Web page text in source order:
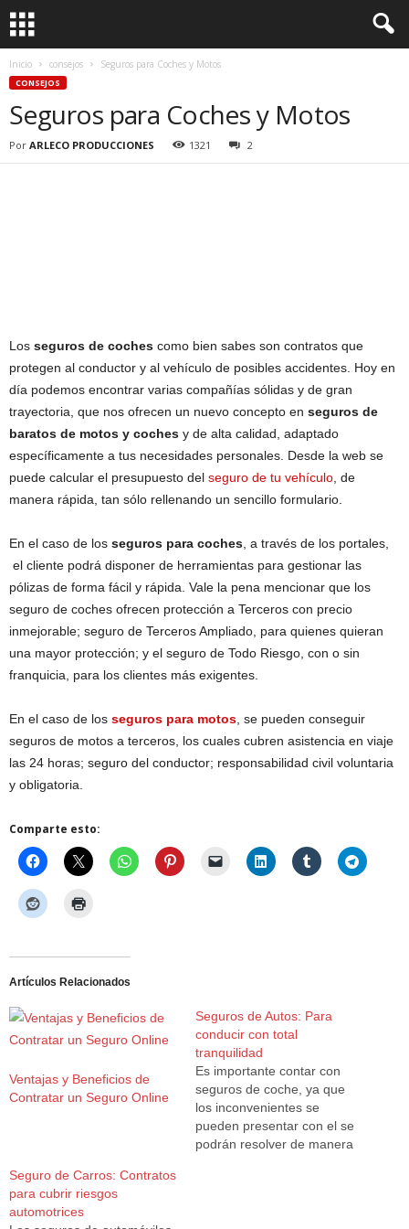
Inicio consejos Seguros para Coches y Motos
CONSEJOS
Seguros para Coches y Motos
Por ARLECO PRODUCCIONES 1321 2
Los seguros de coches como bien sabes son contratos que
protegen al conductor y al vehículo de posibles accidentes. Hoy en
día podemos encontrar varias compañías sólidas y de gran
trayectoria, que nos ofrecen un nuevo concepto en seguros de
baratos de motos y coches y de alta calidad, adaptado
específicamente a tus necesidades personales. Desde la web se
puede calcular el presupuesto del seguro de tu vehículo , de
manera rápida, tan sólo rellenando un sencillo formulario.
En el caso de los seguros para coches , a través de los portales,
el cliente podrá disponer de herramientas para gestionar las
pólizas de forma fácil y rápida. Vale la pena mencionar que los
seguro de coches ofrecen protección a Terceros con precio
inmejorable; seguro de Terceros Ampliado, para quienes quieran
una mayor protección; y el seguro de Todo Riesgo, con o sin
franquicia, para los clientes más exigentes.
En el caso de los seguros para motos , se pueden conseguir
seguros de motos a terceros, los cuales cubren asistencia en viaje
las 24 horas; seguro del conductor; responsabilidad civil voluntaria
y obligatoria.
Comparte esto:
Artículos Relacionados
Ventajas y Beneficios de
Contratar un Seguro Online
Seguros de Autos: Para
conducir con total
tranquilidad
Es importante contar con
seguros de coche, ya que
los inconvenientes se
pueden presentar con el se
podrán resolver de manera
Seguro de Carros: Contratos
para cubrir riesgos
automotrices